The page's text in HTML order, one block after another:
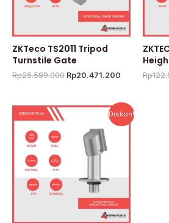
ZKTeco TS2011 Tripod
Turnstile Gate
Rp25.589.000 Rp20.471.200 Rp
Diskon!
Harga
aslinya
Rp1.532.000.
Harga
saat